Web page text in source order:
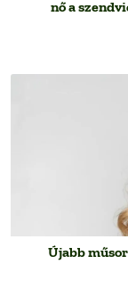
nő a
Újabb